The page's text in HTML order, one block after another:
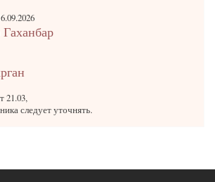
21.03,
следует уточнять.